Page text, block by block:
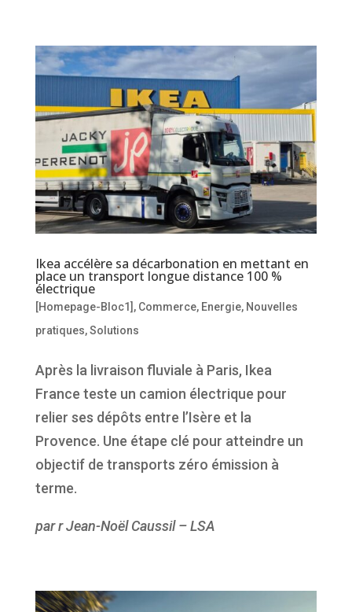
Ikea accélère sa décarbonation en mettant en
place un transport longue distance 100 %
électrique
[Homepage-Bloc1] , Commerce, Energie, Nouvelles
pratiques,Solutions
Après la livraison fluviale à Paris, Ikea
France teste un camion électrique pour
relier ses dépôts entre l’Isère et la
Provence. Une étape clé pour atteindre un
objectif de transports zéro émission à
terme.
par r Jean-Noël Caussil – LSA